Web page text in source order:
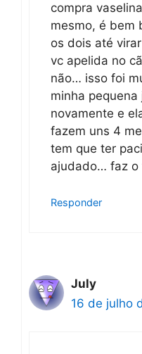
compra
mesmo, é bem
os dois até
vc apelida no
não… isso foi
minha
novamente e
fazem uns 4
tem que ter
ajudado… faz o
Responder
July
16 de julho